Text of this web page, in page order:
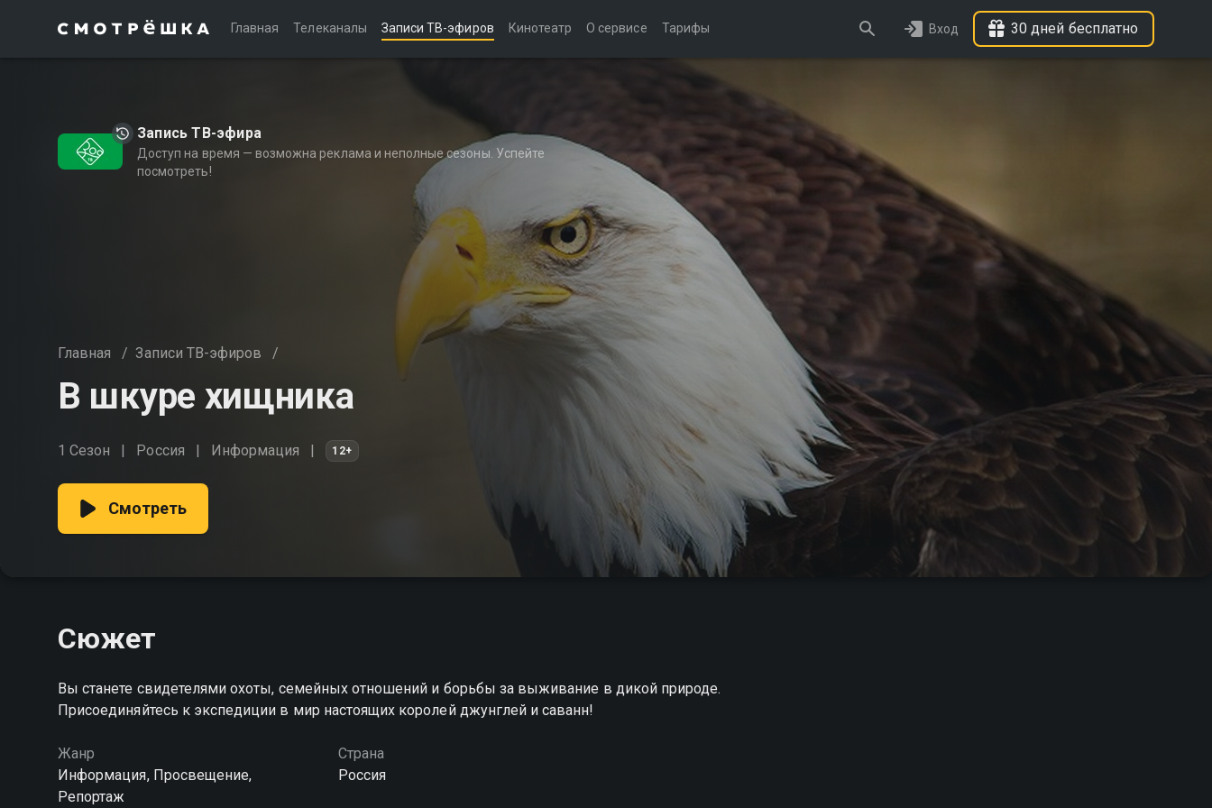
Главная Телеканалы Записи ТВ-эфиров Кинотеатр О сервисе Тарифы Вход 30 дней бесплатно
Запись ТВ-эфира
Доступ на время — возможна реклама и неполные сезоны. Успейте
посмотреть!
Главная / Записи ТВ-эфиров /
В шкуре хищника
1 Сезон Россия Информация 12+
Смотреть
Сюжет
Вы станете свидетелями охоты, семейных отношений и борьбы за выживание в дикой природе.
Присоединяйтесь к экспедиции в мир настоящих королей джунглей и саванн!
Жанр
Информация, Просвещение,
Репортаж
Страна
Россия